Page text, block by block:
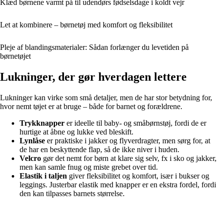
Klæd børnene varmt på til udendørs fødselsdage i koldt vejr
Let at kombinere – børnetøj med komfort og fleksibilitet
Pleje af blandingsmaterialer: Sådan forlænger du levetiden på
børnetøjet
Lukninger, der gør hverdagen lettere
Lukninger kan virke som små detaljer, men de har stor betydning for,
hvor nemt tøjet er at bruge – både for barnet og forældrene.
Trykknapper er ideelle til baby- og småbørnstøj, fordi de er
hurtige at åbne og lukke ved bleskift.
Lynlåse er praktiske i jakker og flyverdragter, men sørg for, at
de har en beskyttende flap, så de ikke niver i huden.
Velcro gør det nemt for børn at klare sig selv, fx i sko og jakker,
men kan samle fnug og miste grebet over tid.
Elastik i taljen giver fleksibilitet og komfort, især i bukser og
leggings. Justerbar elastik med knapper er en ekstra fordel, fordi
den kan tilpasses barnets størrelse.